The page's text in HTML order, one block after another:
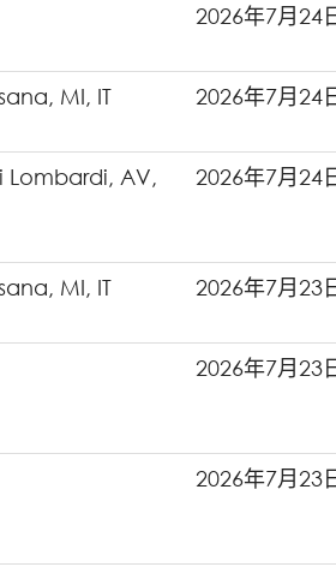
2026年7月24
MI, IT 2026年7月24
Lombardi, AV,
2026年7月24
MI, IT 2026年7月23
2026年7月23
2026年7月23